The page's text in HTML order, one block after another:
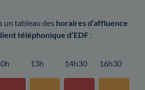
un tableau des horaires d’affluence
téléphonique d’EDF :
13h 14h30 16h30